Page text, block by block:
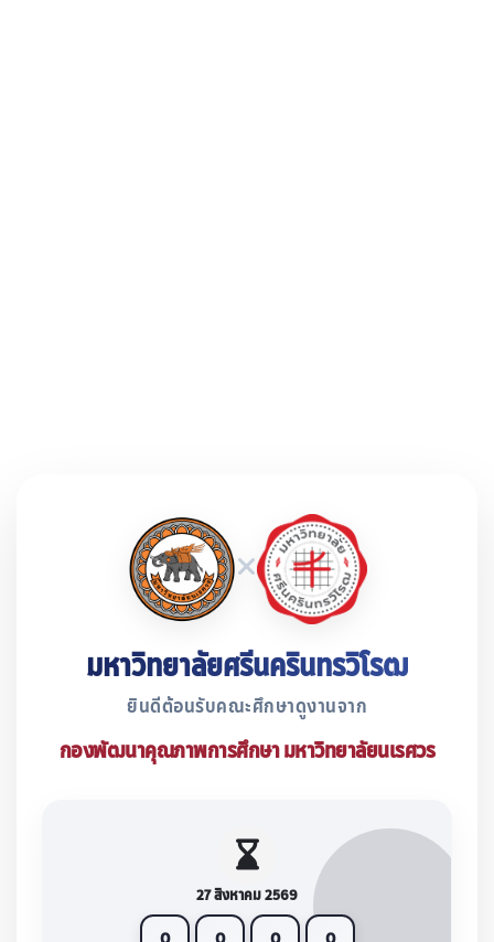
มหาวิทยาลัยศรีนครินทรวิโรฒ
ยินดีต้อนรับคณะศึกษาดูงานจาก
กองพัฒนาคุณภาพการศึกษา มหาวิทยาลัยนเรศวร
27 สิงหาคม 2569